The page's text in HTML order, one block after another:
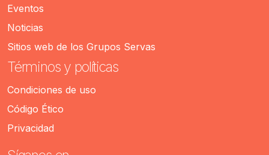
Eventos
Noticias
Sitios web de los Grupos Servas
Términos y políticas
Condiciones de uso
Código Ético
Privacidad